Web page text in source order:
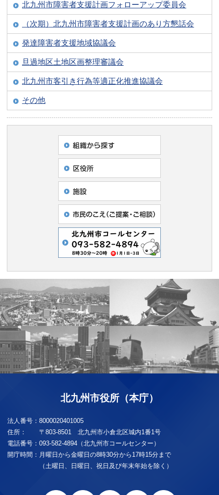
北九州市障害者支援計画フォローアップ委員会
（次期）北九州市障害者支援計画のあり方懇話会
発達障害者支援地域協議会
旦過地区土地区画整理審議会
北九州市客引き行為等適正化推進協議会
その他
北九州市役所（本庁）
法人番号： 8000020401005
住所：
〒803-8501 北九州市小倉北区城内1番1号
電話番号： 093-582-4894（北九州市コールセンター）
開庁時間： 月曜日から金曜日の8時30分から17時15分まで
（土曜日、日曜日、祝日及び年末年始を除く）